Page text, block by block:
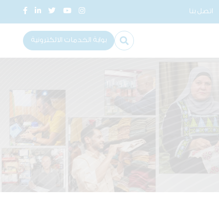
اتصل بنا
بوابة الخدمات الالكترونية